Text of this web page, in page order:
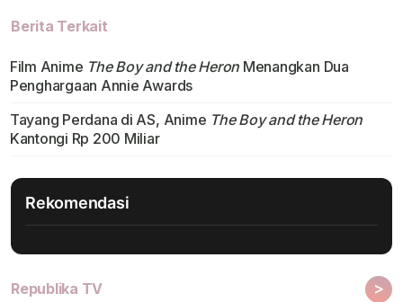
Berita Terkait
Film Anime The Boy and the Heron Menangkan Dua
Penghargaan Annie Awards
Tayang Perdana di AS, Anime The Boy and the Heron
Kantongi Rp 200 Miliar
Rekomendasi
Republika TV >